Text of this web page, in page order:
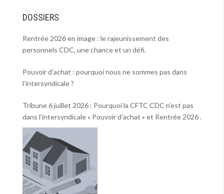
DOSSIERS
Rentrée 2026 en image : le rajeunissement des
personnels CDC, une chance et un défi.
Pouvoir d’achat : pourquoi nous ne sommes pas dans
l’intersyndicale ?
Tribune 6 juillet 2026 : Pourquoi la CFTC CDC n’est pas
dans l’intersyndicale « Pouvoir d’achat » et Rentrée 2026 .